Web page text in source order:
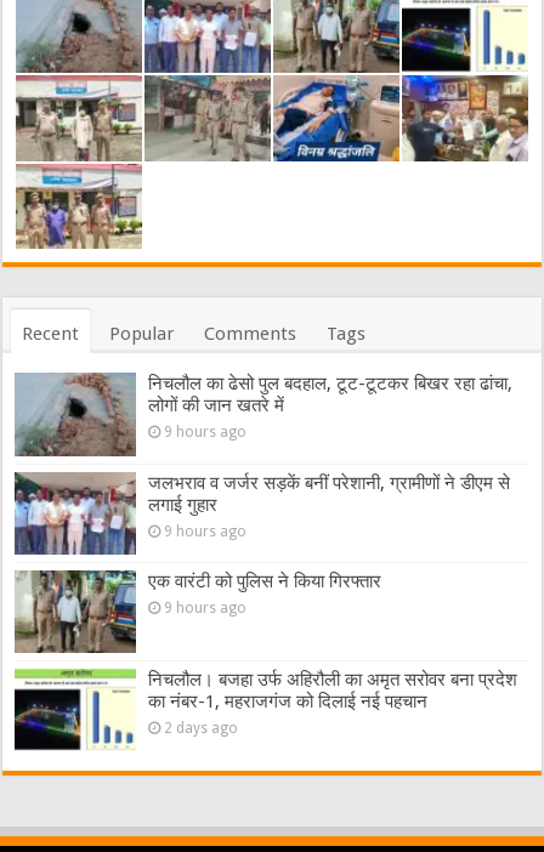
Recent Popular Comments Tags
निचलौल का ढेसो पुल बदहाल, टूट-टूटकर बिखर रहा ढांचा,
लोगों की जान खतरे में
9 hours ago
जलभराव व जर्जर सड़कें बनीं परेशानी, ग्रामीणों ने डीएम से
लगाई गुहार
9 hours ago
एक वारंटी को पुलिस ने किया गिरफ्तार
9 hours ago
निचलौल। बजहा उर्फ अहिरौली का अमृत सरोवर बना प्रदेश
का नंबर-1, महराजगंज को दिलाई नई पहचान
2 days ago